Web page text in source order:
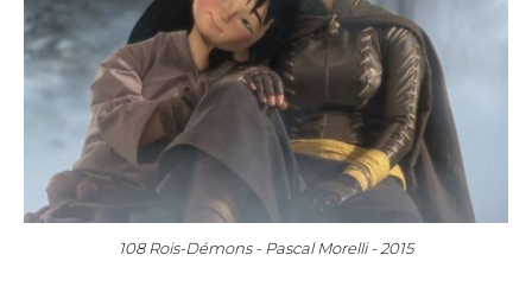
108 Rois-Démons - Pascal Morelli - 2015